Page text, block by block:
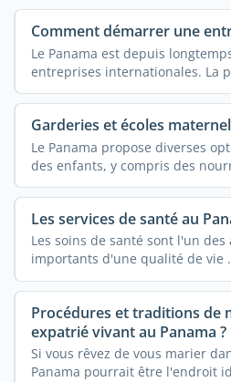
Comment démarrer une
Le Panama est depuis
entreprises internationales. La
Garderies et écoles
Le Panama propose diverses
des enfants, y compris des
Les services de santé au
Les soins de santé sont l'un des
importants d'une qualité de vie
Procédures et traditions de
expatrié vivant au Panama ?
Si vous rêvez de vous marier
Panama pourrait être l'endroit